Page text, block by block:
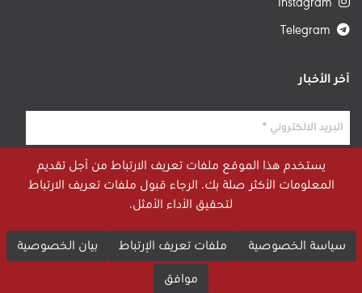
آخر الأخبار
يستخدم هذا الموقع ملفات تعريف الارتباط من أجل تقديم
المعلومات الأكثر صلة بك. الرجاء قبول ملفات تعريف الارتباط
لتحقيق الأداء الأمثل.
سياسة الخصوصية ملفات تعريف الإرتباط بيان الخصوصية
موافق